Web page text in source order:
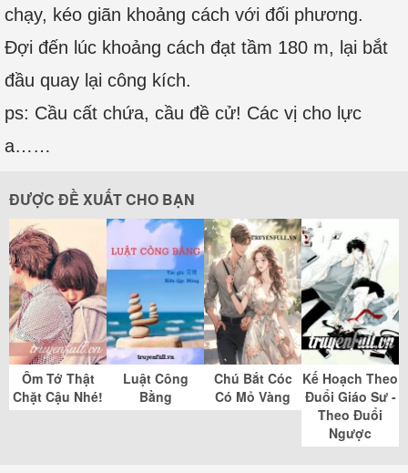
chạy, kéo giãn khoảng cách với đối phương.
Đợi đến lúc khoảng cách đạt tầm 180 m, lại bắt
đầu quay lại công kích.
ps: Cầu cất chứa, cầu đề cử! Các vị cho lực
a……
ĐƯỢC ĐỀ XUẤT CHO BẠN
Ôm Tớ Thật
Chặt Cậu Nhé!
Luật Công
Bằng
Chú Bắt Cóc
Có Mỏ Vàng
Kế Hoạch Theo
Đuổi Giáo Sư -
Theo Đuổi
Ngược